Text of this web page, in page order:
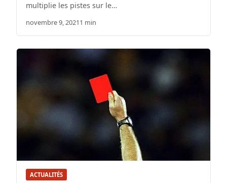
multiplie les pistes sur le…
novembre 9, 20211 min
ACTUALITÉS